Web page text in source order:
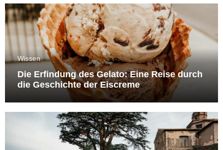
Wissen
Die Erfindung des Gelato: Eine Reise durch
die Geschichte der Eiscreme